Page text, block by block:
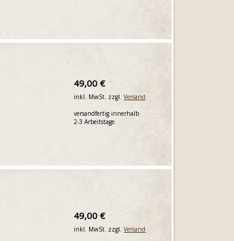
49,00 €
inkl. MwSt. zzgl.Versand
versandfertig innerhalb
2-3 Arbeitstage
49,00 €
inkl. MwSt. zzgl.Versand